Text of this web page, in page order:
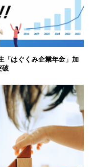
「はぐくみ企業年金」加
破